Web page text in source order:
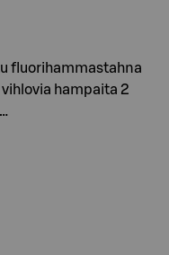
fluorihammastahna
hampaita 2